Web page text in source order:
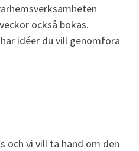
också bokas.
idéer du vill genomföra
och vi vill ta hand om den